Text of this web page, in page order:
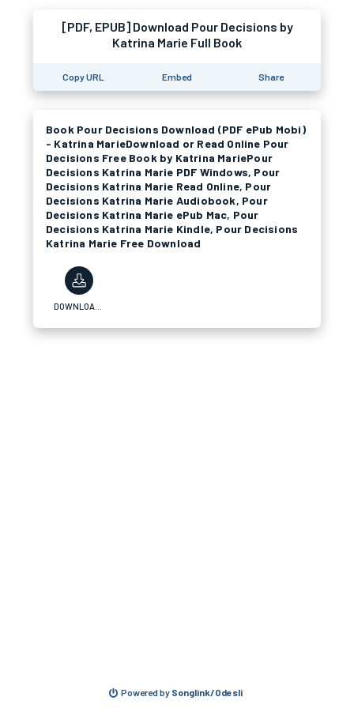
[PDF, EPUB] Download Pour Decisions by
Katrina Marie Full Book
Copy URL Embed Share
Book Pour Decisions Download (PDF ePub Mobi)
- Katrina MarieDownload or Read Online Pour
Decisions Free Book by Katrina MariePour
Decisions Katrina Marie PDF Windows, Pour
Decisions Katrina Marie Read Online, Pour
Decisions Katrina Marie Audiobook, Pour
Decisions Katrina Marie ePub Mac, Pour
Decisions Katrina Marie Kindle, Pour Decisions
Katrina Marie Free Download
Powered by Songlink/Odesli